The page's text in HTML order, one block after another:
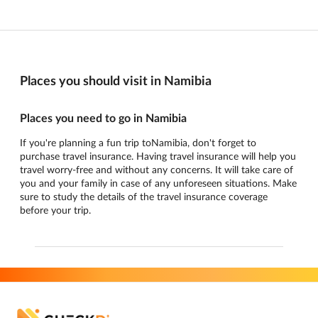
Places you should visit in Namibia
Places you need to go in Namibia
If you're planning a fun trip toNamibia, don't forget to
purchase travel insurance. Having travel insurance will help you
travel worry-free and without any concerns. It will take care of
you and your family in case of any unforeseen situations. Make
sure to study the details of the travel insurance coverage
before your trip.